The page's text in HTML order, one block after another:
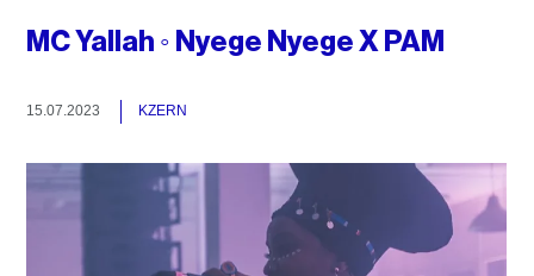
MC Yallah ◦ Nyege Nyege X PAM
15.07.2023 KZERN